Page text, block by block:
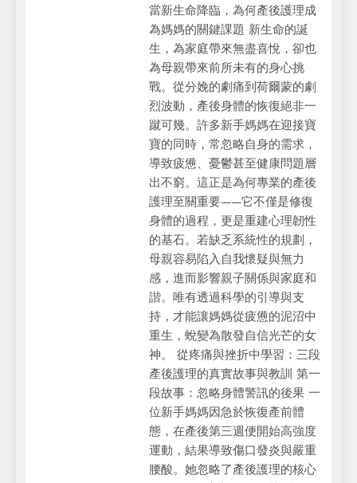
當新生命降臨，為何產後護理成
為媽媽的關鍵課題 新生命的誕
生，為家庭帶來無盡喜悅，卻也
為母親帶來前所未有的身心挑
戰。從分娩的劇痛到荷爾蒙的劇
烈波動，產後身體的恢復絕非一
蹴可幾。許多新手媽媽在迎接寶
寶的同時，常忽略自身的需求，
導致疲憊、憂鬱甚至健康問題層
出不窮。這正是為何專業的產後
護理至關重要——它不僅是修復
身體的過程，更是重建心理韌性
的基石。若缺乏系統性的規劃，
母親容易陷入自我懷疑與無力
感，進而影響親子關係與家庭和
諧。唯有透過科學的引導與支
持，才能讓媽媽從疲憊的泥沼中
重生，蛻變為散發自信光芒的女
神。 從疼痛與挫折中學習：三段
產後護理的真實故事與教訓 第一
段故事：忽略身體警訊的後果 一
位新手媽媽因急於恢復產前體
態，在產後第三週便開始高強度
運動，結果導致傷口發炎與嚴重
腰酸。她忽略了產後護理的核心